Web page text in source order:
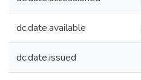
dc.date.available
dc.date.issued